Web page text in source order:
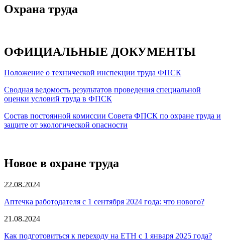
Охрана труда
ОФИЦИАЛЬНЫЕ ДОКУМЕНТЫ
Положение о технической инспекции труда ФПСК
Сводная ведомость результатов проведения специальной
оценки условий труда в ФПСК
Состав постоянной комиссии Совета ФПСК по охране труда и
защите от экологической опасности
Новое в охране труда
22.08.2024
Аптечка работодателя с 1 сентября 2024 года: что нового?
21.08.2024
Как подготовиться к переходу на ЕТН с 1 января 2025 года?